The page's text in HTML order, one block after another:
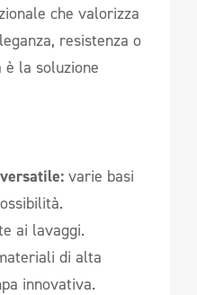
che valorizza
resistenza o
la soluzione
varie basi
ai lavaggi.
di alta
innovativa.